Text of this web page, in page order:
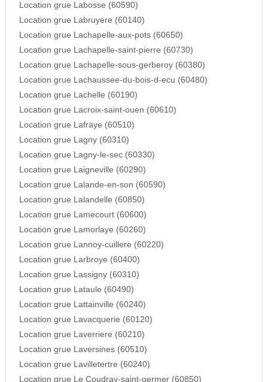
Location grue Labosse (60590)
Location grue Labruyere (60140)
Location grue Lachapelle-aux-pots (60650)
Location grue Lachapelle-saint-pierre (60730)
Location grue Lachapelle-sous-gerberoy (60380)
Location grue Lachaussee-du-bois-d-ecu (60480)
Location grue Lachelle (60190)
Location grue Lacroix-saint-ouen (60610)
Location grue Lafraye (60510)
Location grue Lagny (60310)
Location grue Lagny-le-sec (60330)
Location grue Laigneville (60290)
Location grue Lalande-en-son (60590)
Location grue Lalandelle (60850)
Location grue Lamecourt (60600)
Location grue Lamorlaye (60260)
Location grue Lannoy-cuillere (60220)
Location grue Larbroye (60400)
Location grue Lassigny (60310)
Location grue Lataule (60490)
Location grue Lattainville (60240)
Location grue Lavacquerie (60120)
Location grue Laverriere (60210)
Location grue Laversines (60510)
Location grue Lavilletertre (60240)
Location grue Le Coudray-saint-germer (60850)